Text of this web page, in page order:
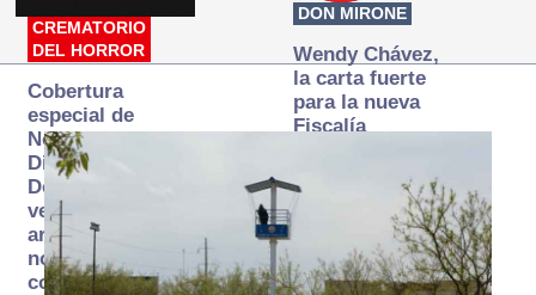
hacemos periodismo
CREMATORIO
DEL HORROR
Cobertura
especial de
Norte
Digital:
Donde la
verdad
arde… pero
no se
consume
DON MIRONE
Wendy Chávez,
la carta fuerte
para la nueva
Fiscalía